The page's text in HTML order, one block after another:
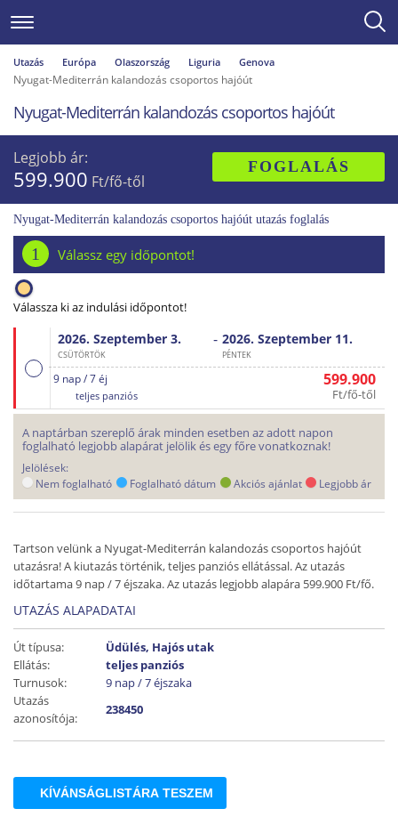
Utazás Európa Olaszország Liguria Genova
Nyugat-Mediterrán kalandozás csoportos hajóút
Nyugat-Mediterrán kalandozás csoportos hajóút
Legjobb ár:
599.900 Ft/fő-től
FOGLALÁS
Nyugat-Mediterrán kalandozás csoportos hajóút utazás foglalás
1 Válassz egy időpontot!
Válassza ki az indulási időpontot!
2026. Szeptember 3.
CSÜTÖRTÖK
- 2026. Szeptember 11.
PÉNTEK
9 nap / 7 éj
teljes panziós
599.900
Ft/fő-től
A naptárban szereplő árak minden esetben az adott napon
foglalható legjobb alapárat jelölik és egy főre vonatkoznak!
Jelölések:
Nem foglalható
Foglalható dátum Akciós ajánlat Legjobb ár
Tartson velünk a Nyugat-Mediterrán kalandozás csoportos hajóút
utazásra! A kiutazás történik, teljes panziós ellátással. Az utazás
időtartama 9 nap / 7 éjszaka. Az utazás legjobb alapára 599.900 Ft/fő.
UTAZÁS ALAPADATAI
Út típusa:
Üdülés, Hajós utak
Ellátás:
teljes panziós
Turnusok:
9 nap / 7 éjszaka
Utazás
azonosítója:
238450
KÍVÁNSÁGLISTÁRA TESZEM